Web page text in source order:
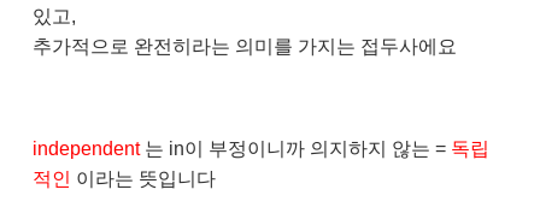
있고,
추가적으로 완전히라는 의미를 가지는 접두사에요
independent는 in이 부정이니까 의지하지 않는 = 독립
적인 이라는 뜻입니다